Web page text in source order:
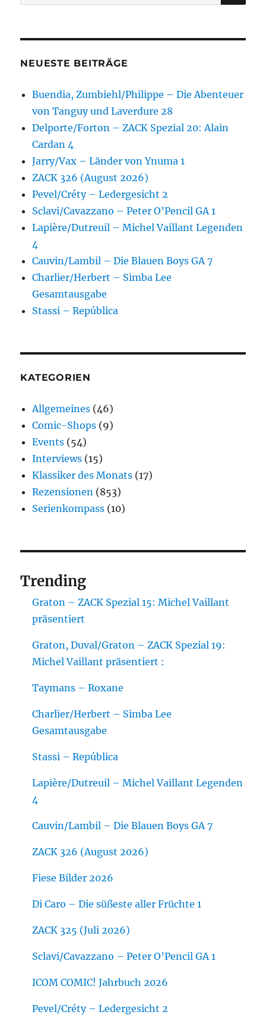
nach:
NEUESTE BEITRÄGE
Buendia, Zumbiehl/Philippe – Die Abenteuer
von Tanguy und Laverdure 28
Delporte/Forton – ZACK Spezial 20: Alain
Cardan 4
Jarry/Vax – Länder von Ynuma 1
ZACK 326 (August 2026)
Pevel/Créty – Ledergesicht 2
Sclavi/Cavazzano – Peter O’Pencil GA 1
Lapière/Dutreuil – Michel Vaillant Legenden
4
Cauvin/Lambil – Die Blauen Boys GA 7
Charlier/Herbert – Simba Lee
Gesamtausgabe
Stassi – República
KATEGORIEN
Allgemeines (46)
Comic-Shops (9)
Events (54)
Interviews (15)
Klassiker des Monats (17)
Rezensionen (853)
Serienkompass (10)
Trending
Graton – ZACK Spezial 15: Michel Vaillant
präsentiert
Graton, Duval/Graton – ZACK Spezial 19:
Michel Vaillant präsentiert :
Taymans – Roxane
Charlier/Herbert – Simba Lee
Gesamtausgabe
Stassi – República
Lapière/Dutreuil – Michel Vaillant Legenden
4
Cauvin/Lambil – Die Blauen Boys GA 7
ZACK 326 (August 2026)
Fiese Bilder 2026
Di Caro – Die süßeste aller Früchte 1
ZACK 325 (Juli 2026)
Sclavi/Cavazzano – Peter O’Pencil GA 1
ICOM COMIC! Jahrbuch 2026
Pevel/Créty – Ledergesicht 2